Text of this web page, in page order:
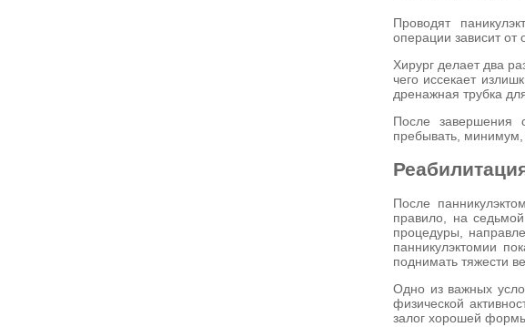
Проводят
операции зависит от
Хирург делает два
чего иссекает
дренажная трубка
После завершения
пребывать, минимум,
После
правило, на
процедуры,
панникулэктомии
поднимать тяжести
Одно из важных
физической
залог хорошей